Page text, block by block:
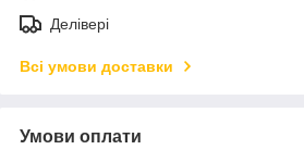
Делівері
Всі умови доставки
Умови оплати